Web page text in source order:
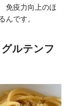
免疫力向上のほ
んです。
ルテンフ